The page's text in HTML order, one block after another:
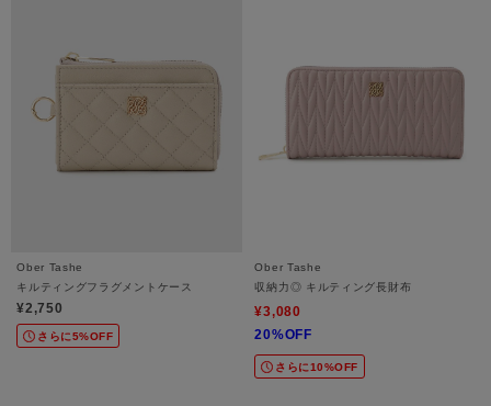
Ober Tashe
キルティングフラグメントケース
¥2,750
さらに5%OFF
Ober Tashe
収納力◎ キルティング長財布
¥3,080
20%OFF
さらに10%OFF